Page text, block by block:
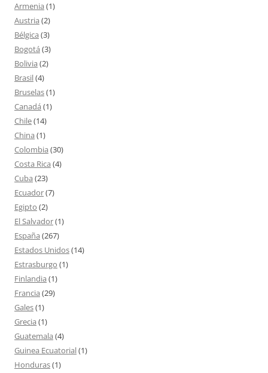
Armenia (1)
Austria (2)
Bélgica (3)
Bogotá (3)
Bolivia (2)
Brasil(4)
Bruselas(1)
Canadá (1)
Chile(14)
China (1)
Colombia (30)
Costa Rica (4)
Cuba (23)
Ecuador(7)
Egipto (2)
El Salvador(1)
España (267)
Estados Unidos(14)
Estrasburgo (1)
Finlandia (1)
Francia (29)
Gales(1)
Grecia (1)
Guatemala (4)
Guinea Ecuatorial(1)
Honduras(1)